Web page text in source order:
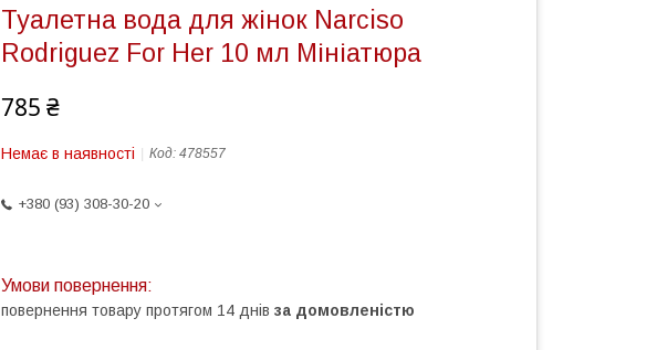
Туалетна вода для жінок Narciso
Rodriguez For Her 10 мл Мініатюра
785 ₴
Немає в наявності Код: 478557
+380 (93) 308-30-20
повернення товару протягом 14 днів за домовленістю